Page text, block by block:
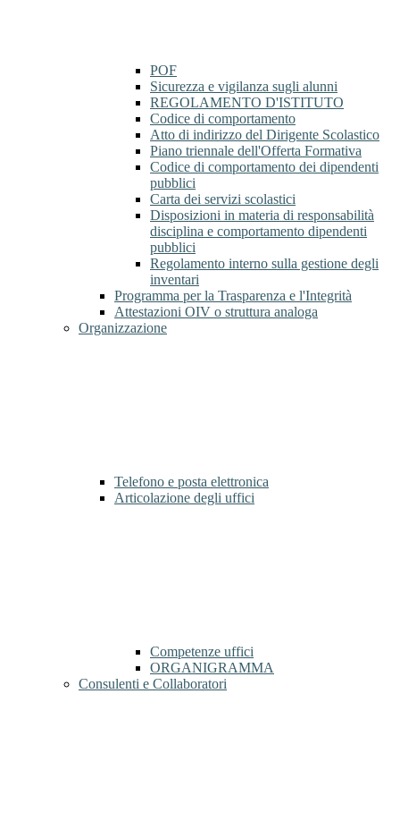
POF
Sicurezza e vigilanza sugli alunni
REGOLAMENTO D'ISTITUTO
Codice di comportamento
Atto di indirizzo del Dirigente Scolastico
Piano triennale dell'Offerta Formativa
Codice di comportamento dei dipendenti
pubblici
Carta dei servizi scolastici
Disposizioni in materia di responsabilità
disciplina e comportamento dipendenti
pubblici
Regolamento interno sulla gestione degli
inventari
Programma per la Trasparenza e l'Integrità
Attestazioni OIV o struttura analoga
Organizzazione
Telefono e posta elettronica
Articolazione degli uffici
Competenze uffici
ORGANIGRAMMA
Consulenti e Collaboratori